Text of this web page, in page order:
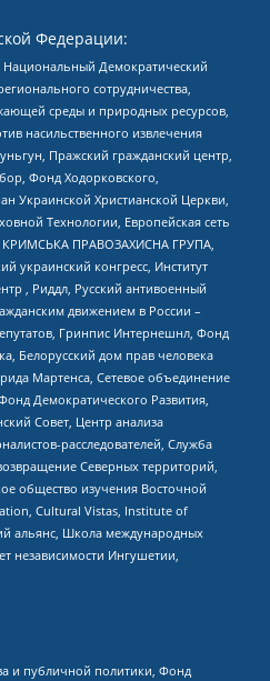
Федерации:
Демократический
сотрудничества,
среды и природных ресурсов,
насильственного извлечения
Пражский гражданский центр,
Фонд Ходорковского,
Украинской Христианской Церкви,
Технологии, Европейская сеть
КРИМСЬКА ПРАВОЗАХИСНА ГРУПА,
украинский конгресс, Институт
, Риддл, Русский антивоенный
движением в России –
Гринпис Интернешнл, Фонд
Белорусский дом прав человека
Мартенса, Сетевое объединение
Демократического Развития,
Совет, Центр анализа
расследователей, Служба
Северных территорий,
общество изучения Восточной
Cultural Vistas, Institute of
альянс, Школа международных
независимости Ингушетии,
и публичной политики, Фонд